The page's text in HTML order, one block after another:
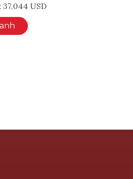
37,044 USD
danh